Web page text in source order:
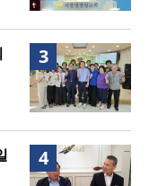
3
4